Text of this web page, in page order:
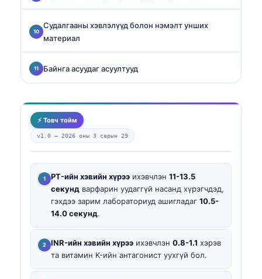
Судалгааны хэвлэлүүд болон нэмэлт унших
материал
Байнга асуудаг асуултууд
⚡ Товч тойм
v1.0 — 2026 оны 3 сарын 29
PT-ийн хэвийн хүрээ ихэвчлэн 11-13.5
секунд варфарин уудаггүй насанд хүрэгчдэд,
гэхдээ зарим лабораториуд ашигладаг 10.5-
14.0 секунд.
INR-ийн хэвийн хүрээ ихэвчлэн 0.8-1.1 хэрэв
та витамин K-ийн антагонист уухгүй бол.